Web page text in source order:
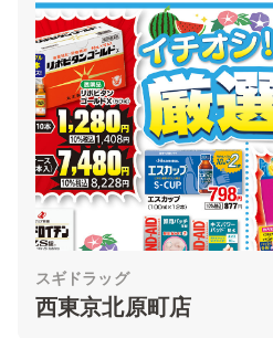
スギドラッグ
西東京北原町店